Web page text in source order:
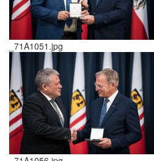
_71A1051.jpg